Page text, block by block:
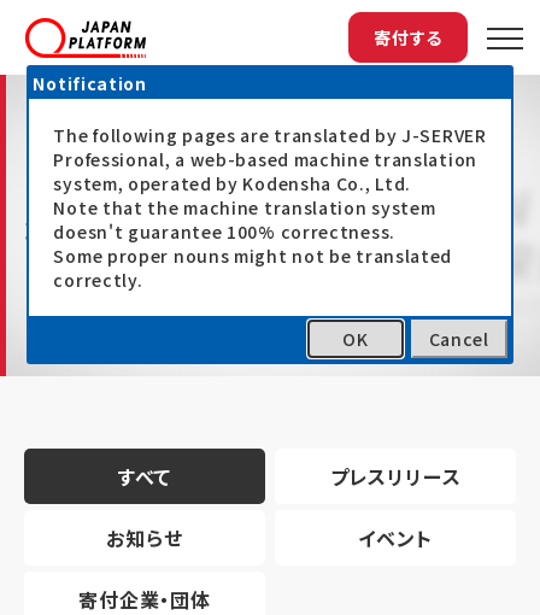
寄付する
最新情報
すべて プレスリリース
お知らせ イベント
寄付企業・団体
Notification
The following pages are translated by J-SERVER
Professional, a web-based machine translation
system, operated by Kodensha Co., Ltd.
Note that the machine translation system
doesn't guarantee 100% correctness.
Some proper nouns might not be translated
correctly.
OK Cancel